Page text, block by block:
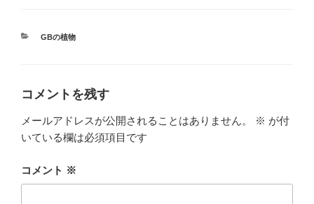
カ
GBの植物
コメントを残す
メールアドレスが公開されることはありません。 ※ が付
いている欄は必須項目です
コメント ※